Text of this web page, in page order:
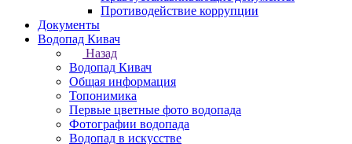
Противодействие коррупции
Документы
Водопад Кивач
Назад
Водопад Кивач
Общая информация
Топонимика
Первые цветные фото водопада
Фотографии водопада
Водопад в искусстве